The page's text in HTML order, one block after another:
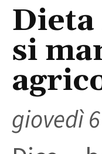
si
giovedì